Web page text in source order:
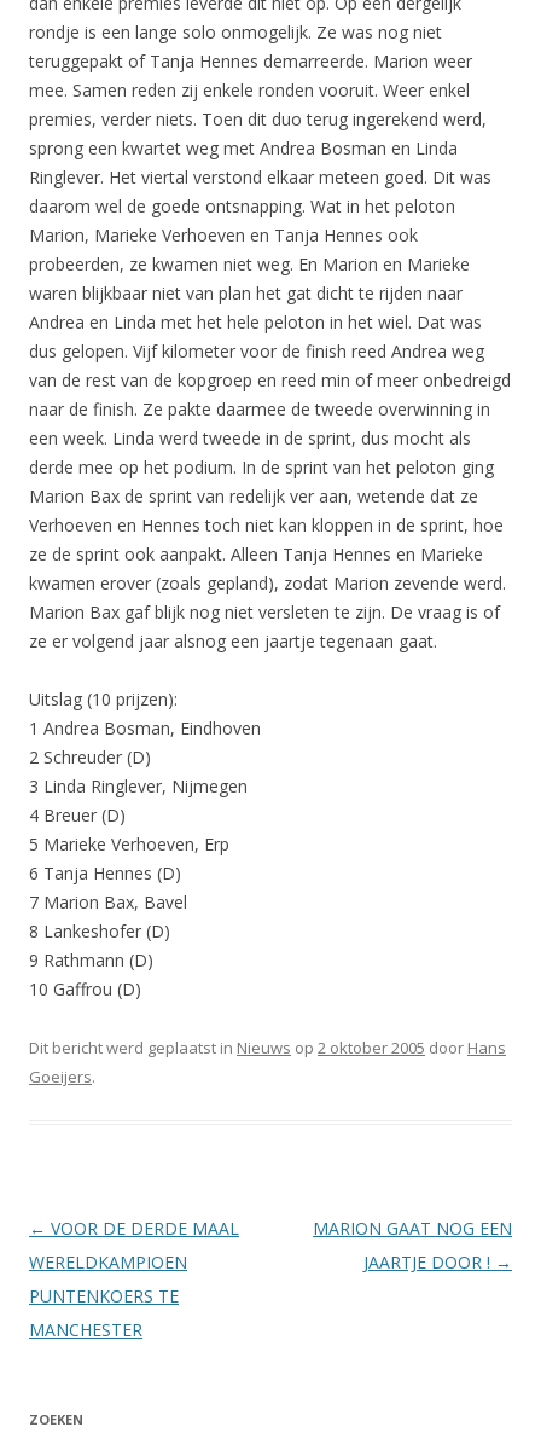
rondje is een lange solo onmogelijk. Ze was nog niet
teruggepakt of Tanja Hennes demarreerde. Marion weer
mee. Samen reden zij enkele ronden vooruit. Weer enkel
premies, verder niets. Toen dit duo terug ingerekend werd,
sprong een kwartet weg met Andrea Bosman en Linda
Ringlever. Het viertal verstond elkaar meteen goed. Dit was
daarom wel de goede ontsnapping. Wat in het peloton
Marion, Marieke Verhoeven en Tanja Hennes ook
probeerden, ze kwamen niet weg. En Marion en Marieke
waren blijkbaar niet van plan het gat dicht te rijden naar
Andrea en Linda met het hele peloton in het wiel. Dat was
dus gelopen. Vijf kilometer voor de finish reed Andrea weg
van de rest van de kopgroep en reed min of meer onbedreigd
naar de finish. Ze pakte daarmee de tweede overwinning in
een week. Linda werd tweede in de sprint, dus mocht als
derde mee op het podium. In de sprint van het peloton ging
Marion Bax de sprint van redelijk ver aan, wetende dat ze
Verhoeven en Hennes toch niet kan kloppen in de sprint, hoe
ze de sprint ook aanpakt. Alleen Tanja Hennes en Marieke
kwamen erover (zoals gepland), zodat Marion zevende werd.
Marion Bax gaf blijk nog niet versleten te zijn. De vraag is of
ze er volgend jaar alsnog een jaartje tegenaan gaat.
Uitslag (10 prijzen):
1 Andrea Bosman, Eindhoven
2 Schreuder (D)
3 Linda Ringlever, Nijmegen
4 Breuer (D)
5 Marieke Verhoeven, Erp
6 Tanja Hennes (D)
7 Marion Bax, Bavel
8 Lankeshofer (D)
9 Rathmann (D)
10 Gaffrou (D)
Dit bericht werd geplaatst in Nieuws op 2 oktober 2005 door Hans
Goeijers.
Berichtnavigatie
← VOOR DE DERDE MAAL
WERELDKAMPIOEN
PUNTENKOERS TE
MANCHESTER
MARION GAAT NOG EEN
JAARTJE DOOR ! →
ZOEKEN